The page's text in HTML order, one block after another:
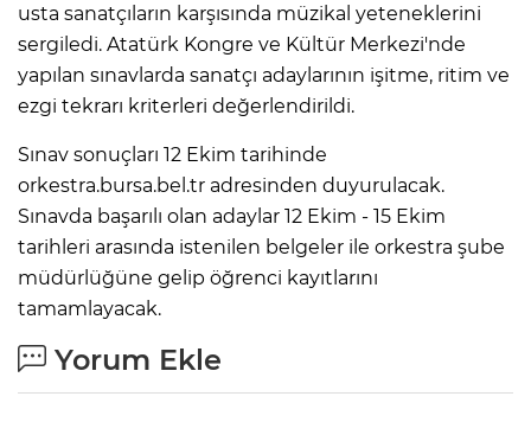
usta sanatçıların karşısında müzikal yeteneklerini
sergiledi. Atatürk Kongre ve Kültür Merkezi'nde
yapılan sınavlarda sanatçı adaylarının işitme, ritim ve
ezgi tekrarı kriterleri değerlendirildi.
Sınav sonuçları 12 Ekim tarihinde
orkestra.bursa.bel.tr adresinden duyurulacak.
Sınavda başarılı olan adaylar 12 Ekim - 15 Ekim
tarihleri arasında istenilen belgeler ile orkestra şube
müdürlüğüne gelip öğrenci kayıtlarını
tamamlayacak.
Yorum Ekle